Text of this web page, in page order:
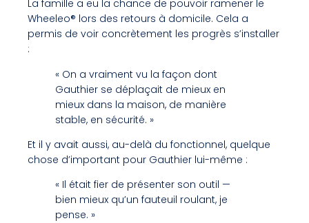
La famille a eu la chance de pouvoir ramener le
Wheeleo® lors des retours à domicile. Cela a
permis de voir concrètement les progrès s’installer
:
« On a vraiment vu la façon dont
Gauthier se déplaçait de mieux en
mieux dans la maison, de manière
stable, en sécurité. »
Et il y avait aussi, au-delà du fonctionnel, quelque
chose d’important pour Gauthier lui-même :
« Il était fier de présenter son outil —
bien mieux qu’un fauteuil roulant, je
pense. »